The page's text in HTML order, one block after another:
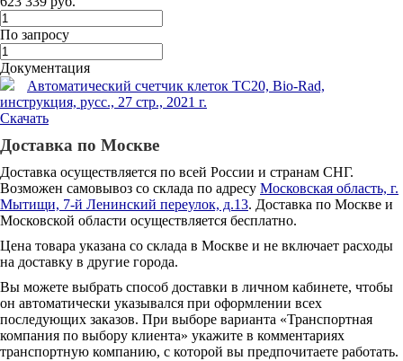
По запросу
Документация
Автоматический счетчик клеток ТС20, Bio-Rad,
инструкция, русc., 27 стр., 2021 г.
Скачать
Доставка по Москве
Доставка осуществляется по всей России и странам СНГ.
Возможен самовывоз со склада по адресу Московская область, г.
Мытищи, 7-й Ленинский переулок, д.13. Доставка по Москве и
Московской области осуществляется бесплатно.
Цена товара указана со склада в Москве и не включает расходы
на доставку в другие города.
Вы можете выбрать способ доставки в личном кабинете, чтобы
он автоматически указывался при оформлении всех
последующих заказов. При выборе варианта «Транспортная
компания по выбору клиента» укажите в комментариях
транспортную компанию, с которой вы предпочитаете работать.